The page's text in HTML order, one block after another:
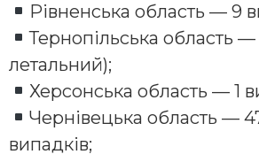
Рівненська область — 9
Тернопільська область —
летальний);
Херсонська область — 1
Чернівецька область —
випадків;